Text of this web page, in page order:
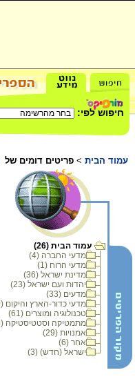
חיפוש לפי:
עמוד הבית > פריטים דומים של
עמוד הבית (26)
מדעי החברה (4)
מדעי הרוח (1)
מדינת ישראל (36)
יהדות ועם ישראל (23)
מדעים (33)
מדעי כדור-הארץ והיקום (30)
טכנולוגיה ומוצרים (61)
מתמטיקה וסטטיסטיקה (48)
אמנויות (29)
אחר (6)
ישראל (חדש) (3)